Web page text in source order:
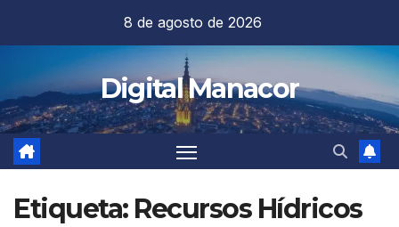
contenido
8 de agosto de 2026
Digital Manacor
Etiqueta: Recursos Hídricos